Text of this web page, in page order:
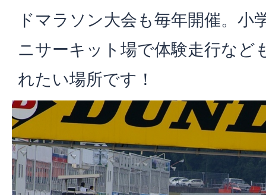
ドマラソン大会も毎年開催。小
ニサーキット場で体験走行など
れたい場所です！